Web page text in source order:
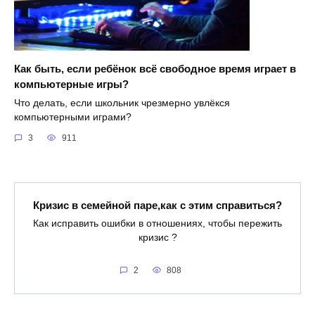
Как быть, если ребёнок всё свободное время играет в
компьютерные игры?
Что делать, если школьник чрезмерно увлёкся
компьютерными играми?
3 911
Кризис в семейной паре,как с этим справиться?
Как исправить ошибки в отношениях, чтобы пережить
кризис ?
2 808